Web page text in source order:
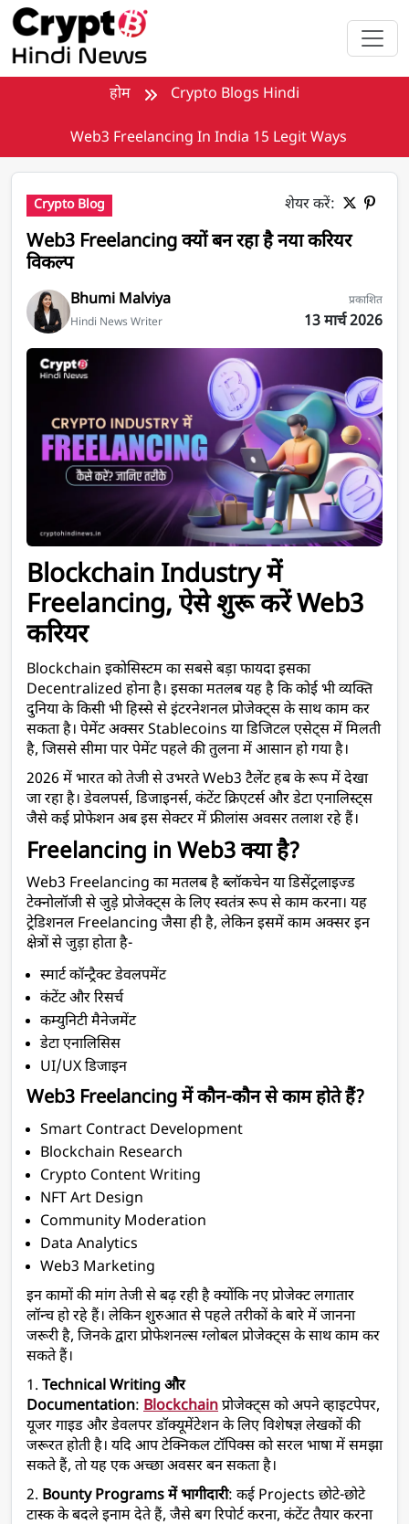
मुख्य सामग्री पर जाएँ
होम Crypto Blogs Hindi
Web3 Freelancing In India 15 Legit Ways
Crypto Blog शेयर करें:
Web3 Freelancing क्यों बन रहा है नया करियर
विकल्प
Bhumi Malviya
Hindi News Writer
प्रकाशित
13 मार्च 2026
Freelancing in Web3
Blockchain Industry में
Freelancing, ऐसे शुरू करें Web3
करियर
Blockchain इकोसिस्टम का सबसे बड़ा फायदा इसका
Decentralized होना है। इसका मतलब यह है कि कोई भी व्यक्ति
दुनिया के किसी भी हिस्से से इंटरनेशनल प्रोजेक्ट्स के साथ काम कर
सकता है। पेमेंट अक्सर Stablecoins या डिजिटल एसेट्स में मिलती
है, जिससे सीमा पार पेमेंट पहले की तुलना में आसान हो गया है।
2026 में भारत को तेजी से उभरते Web3 टैलेंट हब के रूप में देखा
जा रहा है। डेवलपर्स, डिजाइनर्स, कंटेंट क्रिएटर्स और डेटा एनालिस्ट्स
जैसे कई प्रोफेशन अब इस सेक्टर में फ्रीलांस अवसर तलाश रहे हैं।
Freelancing in Web3 क्या है?
Web3 Freelancing का मतलब है ब्लॉकचेन या डिसेंट्रलाइज्ड
टेक्नोलॉजी से जुड़े प्रोजेक्ट्स के लिए स्वतंत्र रूप से काम करना। यह
ट्रेडिशनल Freelancing जैसा ही है, लेकिन इसमें काम अक्सर इन
क्षेत्रों से जुड़ा होता है-
स्मार्ट कॉन्ट्रैक्ट डेवलपमेंट
कंटेंट और रिसर्च
कम्युनिटी मैनेजमेंट
डेटा एनालिसिस
UI/UX डिजाइन
Web3 Freelancing में कौन-कौन से काम होते हैं?
Smart Contract Development
Blockchain Research
Crypto Content Writing
NFT Art Design
Community Moderation
Data Analytics
Web3 Marketing
इन कामों की मांग तेजी से बढ़ रही है क्योंकि नए प्रोजेक्ट लगातार
लॉन्च हो रहे हैं। लेकिन शुरुआत से पहले तरीकों के बारे में जानना
जरूरी है, जिनके द्वारा प्रोफेशनल्स ग्लोबल प्रोजेक्ट्स के साथ काम कर
सकते हैं।
1. Technical Writing और
Documentation: Blockchain प्रोजेक्ट्स को अपने व्हाइटपेपर,
यूजर गाइड और डेवलपर डॉक्यूमेंटेशन के लिए विशेषज्ञ लेखकों की
जरूरत होती है। यदि आप टेक्निकल टॉपिक्स को सरल भाषा में समझा
सकते हैं, तो यह एक अच्छा अवसर बन सकता है।
2. Bounty Programs में भागीदारी: कई Projects छोटे-छोटे
टास्क के बदले इनाम देते हैं, जैसे बग रिपोर्ट करना, कंटेंट तैयार करना